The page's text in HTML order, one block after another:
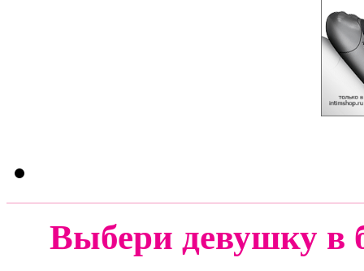
Выбери девушку в